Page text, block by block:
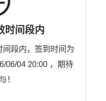
时间段内
段内，签到时间为
06/04 20:00 ，期待
！